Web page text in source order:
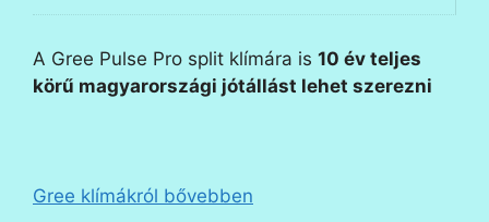
A Gree Pulse Pro split klímára is 10 év teljes
körű magyarországi jótállást lehet szerezni
Gree klímákról bővebben